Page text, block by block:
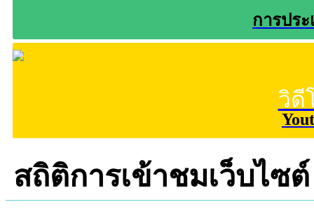
การปร
วิดี
สถิติการเข้าชมเว็บไซต์